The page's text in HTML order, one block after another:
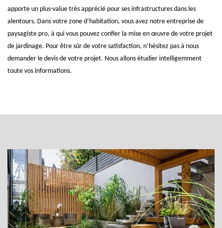
apporte un plus-value très apprécié pour ses infrastructures dans les
alentours. Dans votre zone d’habitation, vous avez notre entreprise de
paysagiste pro, à qui vous pouvez confier la mise en œuvre de votre projet
de jardinage. Pour être sûr de votre satisfaction, n’hésitez pas à nous
demander le devis de votre projet. Nous allons étudier intelligemment
toute vos informations.